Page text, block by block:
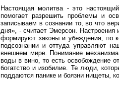
Настоящая молитва - это
помогает разрешить проблемы и
записываем в сознании то, во что
дня», - считает Эмерсон.
формируют законы и убеждения, по
подсознании и оттуда управляют
внешнем мире. Понимание
воды в вино, то есть освобождение
богатство и изобилие. Те люди,
поддаются панике и боязни нищеты,